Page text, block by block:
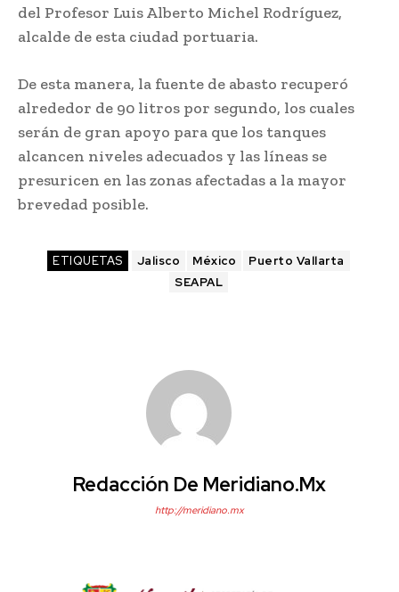
del Profesor Luis Alberto Michel Rodríguez,
alcalde de esta ciudad portuaria.
De esta manera, la fuente de abasto recuperó
alrededor de 90 litros por segundo, los cuales
serán de gran apoyo para que los tanques
alcancen niveles adecuados y las líneas se
presuricen en las zonas afectadas a la mayor
brevedad posible.
ETIQUETAS Jalisco México
Puerto Vallarta
SEAPAL
Redacción De Meridiano.mx
http://meridiano.mx